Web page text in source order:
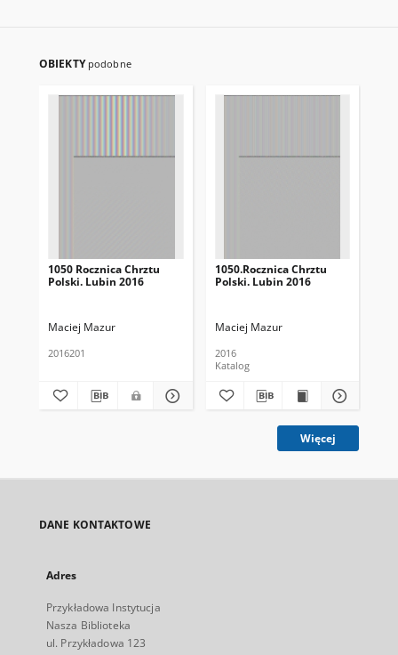
OBIEKTY podobne
1050 Rocznica Chrztu
Polski. Lubin 2016
Maciej Mazur
2016201
1050.Rocznica Chrztu
Polski. Lubin 2016
Maciej Mazur
2016
Katalog
Więcej
DANE KONTAKTOWE
Adres
Przykładowa Instytucja
Nasza Biblioteka
ul. Przykładowa 123